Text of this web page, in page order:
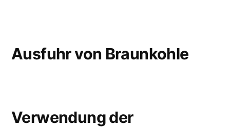
Ausfuhr von Braunkohle
Verwendung der